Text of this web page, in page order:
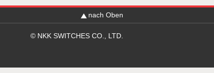
nach Oben
© NKK SWITCHES CO., LTD.